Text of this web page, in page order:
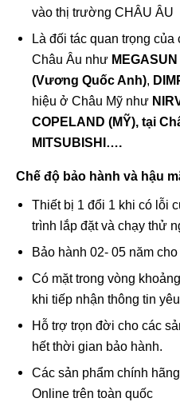
vào thị trường CHÂU ÂU
Là đối tác quan trọng
Châu Âu như
(Vương Quốc Anh),
hiệu ở Châu Mỹ như
COPELAND (MỸ), tại
MITSUBISHI….
Chế độ bảo hành và hậu
Thiết bị 1 đổi 1 khi có lỗi
trình lắp đặt và chạy thử
Bảo hành 02- 05 năm
Có mặt trong vòng
khi tiếp nhận thông tin
Hỗ trợ trọn đời cho các
hết thời gian bảo hành.
Các sản phẩm chính
Online trên toàn quốc